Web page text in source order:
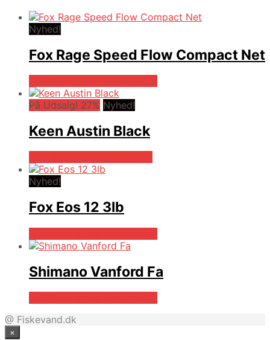
Nyhed!
Fox Rage Speed Flow Compact Net
På Udsalg! 27% Nyhed!
Keen Austin Black
Nyhed!
Fox Eos 12 3lb
Shimano Vanford Fa
@ Fiskevand.dk
×